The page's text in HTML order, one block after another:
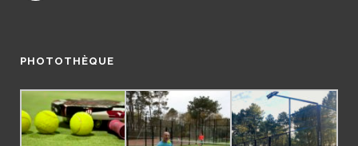
PHOTOTHÈQUE